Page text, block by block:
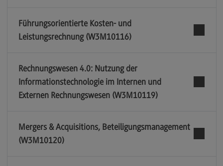
Führungsorientierte Kosten- und
Leistungsrechnung (W3M10116)
Rechnungswesen 4.0: Nutzung der
Informationstechnologie im Internen und
Externen Rechnungswesen (W3M10119)
Mergers & Acquisitions, Beteiligungsmanagement
(W3M10120)